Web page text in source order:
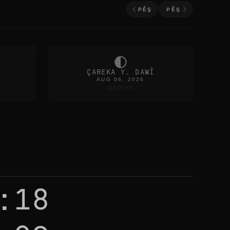
PÊŞ PÊŞ
ÇAREKA Y. DAWÎ
AUG 06, 2026